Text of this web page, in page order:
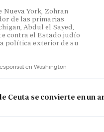
Nueva York, Zohran
de las primarias
Abdul el Sayed,
contra el Estado judío
política exterior de su
en Washington
Ceuta se convierte en un